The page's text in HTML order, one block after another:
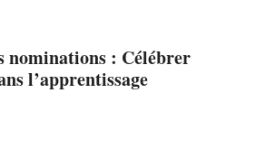
nominations : Célébrer
l’apprentissage